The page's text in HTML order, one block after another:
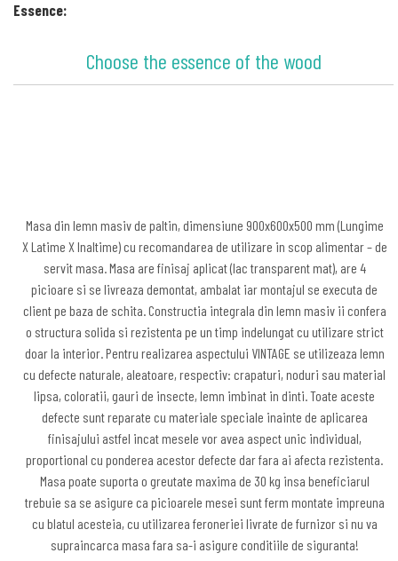
Essence:
Choose the essence of the wood
Masa din lemn masiv de paltin, dimensiune 900x600x500 mm (Lungime
X Latime X Inaltime) cu recomandarea de utilizare in scop alimentar – de
servit masa. Masa are finisaj aplicat (lac transparent mat), are 4
picioare si se livreaza demontat, ambalat iar montajul se executa de
client pe baza de schita. Constructia integrala din lemn masiv ii confera
o structura solida si rezistenta pe un timp indelungat cu utilizare strict
doar la interior. Pentru realizarea aspectului VINTAGE se utilizeaza lemn
cu defecte naturale, aleatoare, respectiv: crapaturi, noduri sau material
lipsa, coloratii, gauri de insecte, lemn imbinat in dinti. Toate aceste
defecte sunt reparate cu materiale speciale inainte de aplicarea
finisajului astfel incat mesele vor avea aspect unic individual,
proportional cu ponderea acestor defecte dar fara ai afecta rezistenta.
Masa poate suporta o greutate maxima de 30 kg insa beneficiarul
trebuie sa se asigure ca picioarele mesei sunt ferm montate impreuna
cu blatul acesteia, cu utilizarea feroneriei livrate de furnizor si nu va
supraincarca masa fara sa-i asigure conditiile de siguranta!